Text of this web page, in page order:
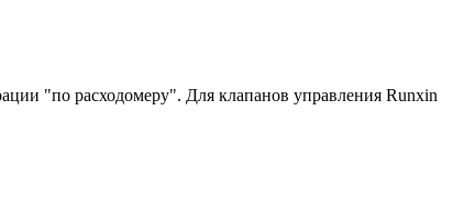
"по расходомеру". Для клапанов управления Runxin